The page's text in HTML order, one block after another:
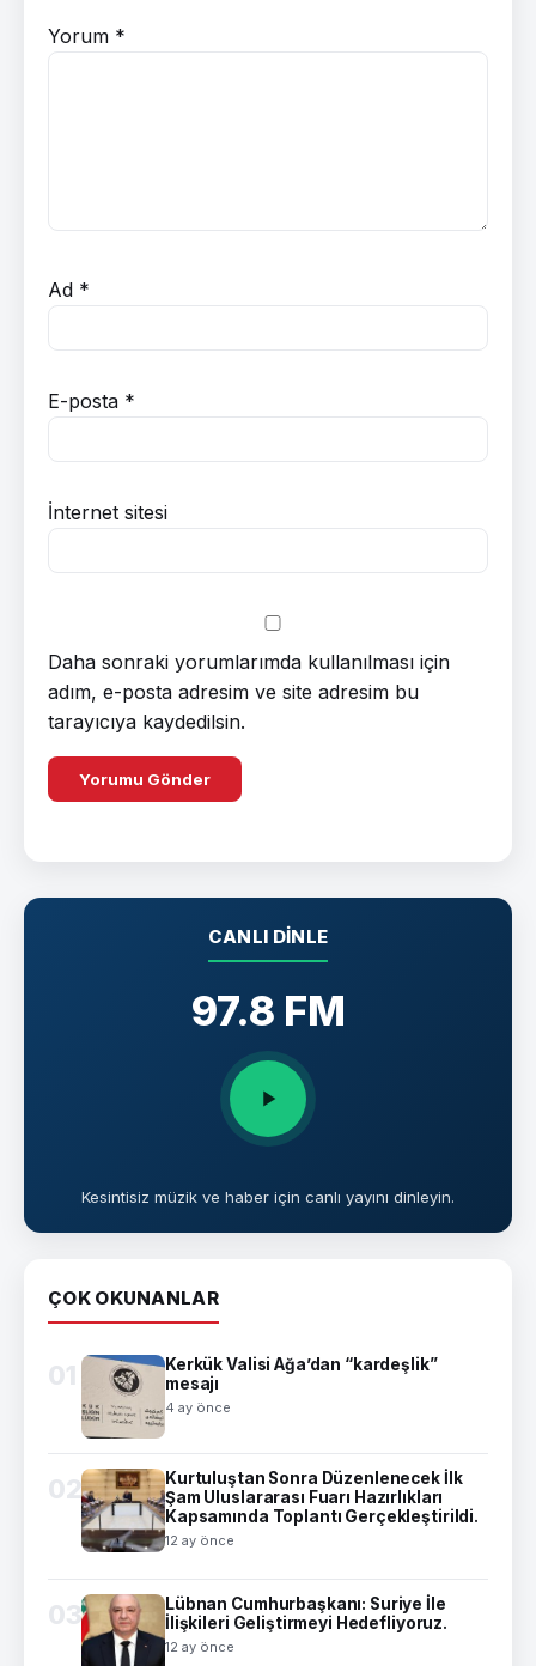
Yorum *
Ad *
E-posta *
İnternet sitesi
Daha sonraki yorumlarımda kullanılması için
adım, e-posta adresim ve site adresim bu
tarayıcıya kaydedilsin.
CANLI DINLE
97.8 FM
Kesintisiz müzik ve haber için canlı yayını dinleyin.
ÇOK OKUNANLAR
01
Kerkük Valisi Ağa’dan “kardeşlik”
mesajı
4 ay önce
02
Kurtuluştan Sonra Düzenlenecek İlk
Şam Uluslararası Fuarı Hazırlıkları
Kapsamında Toplantı Gerçekleştirildi.
12 ay önce
03
Lübnan Cumhurbaşkanı: Suriye İle
İlişkileri Geliştirmeyi Hedefliyoruz.
12 ay önce